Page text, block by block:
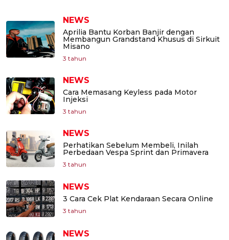
NEWS
Aprilia Bantu Korban Banjir dengan
Membangun Grandstand Khusus di Sirkuit
Misano
3 tahun
NEWS
Cara Memasang Keyless pada Motor
Injeksi
3 tahun
NEWS
Perhatikan Sebelum Membeli, Inilah
Perbedaan Vespa Sprint dan Primavera
3 tahun
NEWS
3 Cara Cek Plat Kendaraan Secara Online
3 tahun
NEWS